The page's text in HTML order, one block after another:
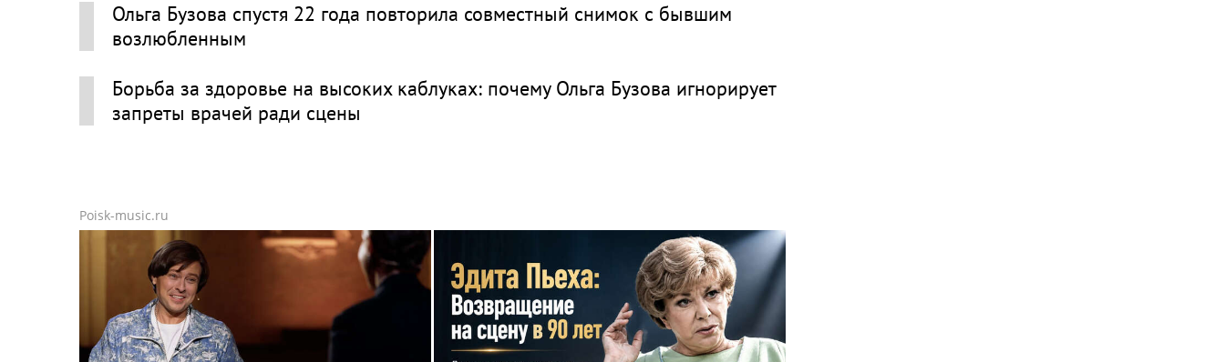
Ольга Бузова спустя 22 года повторила совместный снимок с бывшим
возлюбленным
Борьба за здоровье на высоких каблуках: почему Ольга Бузова игнорирует
запреты врачей ради сцены
Poisk-music.ru